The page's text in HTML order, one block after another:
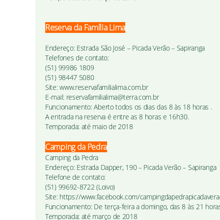
Reserva da Família Lima
Endereço: Estrada São José – Picada Verão – Sapiranga
Telefones de contato:
(51) 99986 1809
(51) 98447 5080
Site: www.reservafamilialima.com.br
E-mail: reservafamilialima@terra.com.br
Funcionamento: Aberto todos os dias das 8 às 18 horas .
A entrada na reserva é entre as 8 horas e 16h30.
Temporada: até maio de 2018
Camping da Pedra
Camping da Pedra
Endereço: Estrada Dapper, 190 – Picada Verão – Sapiranga
Telefone de contato:
(51) 99692-8722 (Loivo)
Site: https://www.facebook.com/
Funcionamento: De terça-feira a domingo, das 8 às 21
Temporada: até março de 2018